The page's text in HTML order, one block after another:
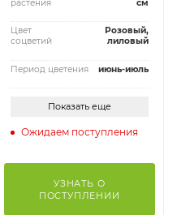
растения
см
Цвет
соцветий
Розовый,
лиловый
Период цветения июнь-июль
Показать еще
Ожидаем поступления
УЗНАТЬ О
ПОСТУПЛЕНИИ